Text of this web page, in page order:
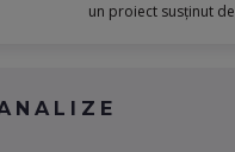
un proiect susținut de